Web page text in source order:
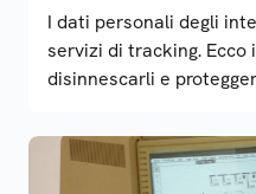
I dati personali degli
servizi di tracking. Ecco
disinnescarli e